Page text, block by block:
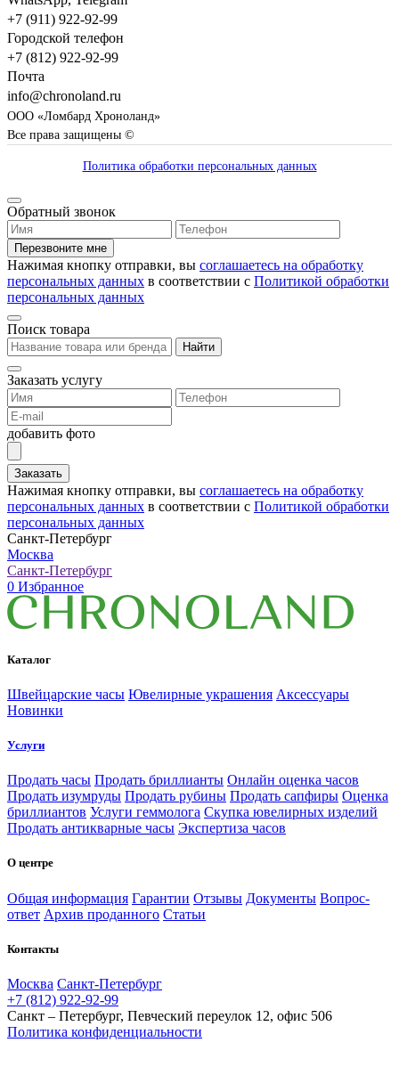
+7 (911) 922-92-99
Городской телефон
+7 (812) 922-92-99
Почта
info@chronoland.ru
ООО «Ломбард Хроноланд»
Все права защищены ©
Политика обработки персональных данных
Обратный звонок
Перезвоните мне
Нажимая кнопку отправки, вы соглашаетесь на обработку
персональных данных в соответствии с Политикой обработки
персональных данных
Поиск товара
Найти
Заказать услугу
добавить фото
Заказать
Нажимая кнопку отправки, вы соглашаетесь на обработку
персональных данных в соответствии с Политикой обработки
персональных данных
Санкт-Петербург
Москва
Санкт-Петербург
0 Избранное
Каталог
Швейцарские часы Ювелирные украшения Аксессуары
Новинки
Услуги
Продать часы Продать бриллианты Онлайн оценка часов
Продать изумруды Продать рубины Продать сапфиры Оценка
бриллиантов Услуги геммолога Скупка ювелирных изделий
Продать антикварные часы Экспертиза часов
О центре
Общая информация Гарантии Отзывы Документы Вопрос-
ответ Архив проданного Статьи
Контакты
Москва Санкт-Петербург
+7 (812) 922-92-99
Санкт – Петербург, Певческий переулок 12, офис 506
Политика конфиденциальности